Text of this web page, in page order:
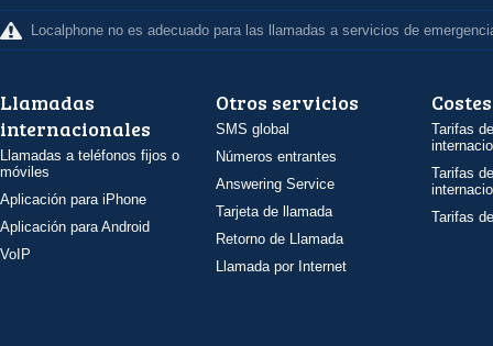
Localphone no es adecuado para las llamadas a servicios de
Llamadas
internacionales
Llamadas a teléfonos fijos o
móviles
Aplicación para iPhone
Aplicación para Android
VoIP
Otros servicios
SMS global
Números entrantes
Answering Service
Tarjeta de llamada
Retorno de Llamada
Llamada por Internet
Costes
Tarifas
Tarifas
Tarifas